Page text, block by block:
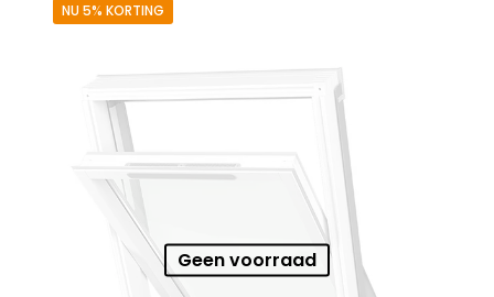
NU 5% KORTING
Geen voorraad